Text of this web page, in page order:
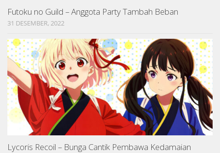
Futoku no Guild – Anggota Party Tambah Beban
31 DESEMBER, 2022
Lycoris Recoil – Bunga Cantik Pembawa Kedamaian